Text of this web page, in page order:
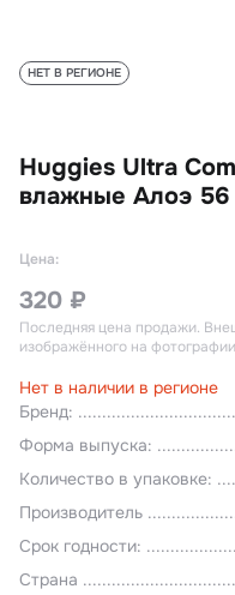
Huggies Ultra
влажные Алоэ
НЕТ В РЕГИОНЕ
Бренд:
Форма выпуска:
Количество в упаковке:
Производитель
Срок годности:
Страна
Цена:
320 ₽
Последняя цена продажи.
изображённого на
Нет в наличии в регионе